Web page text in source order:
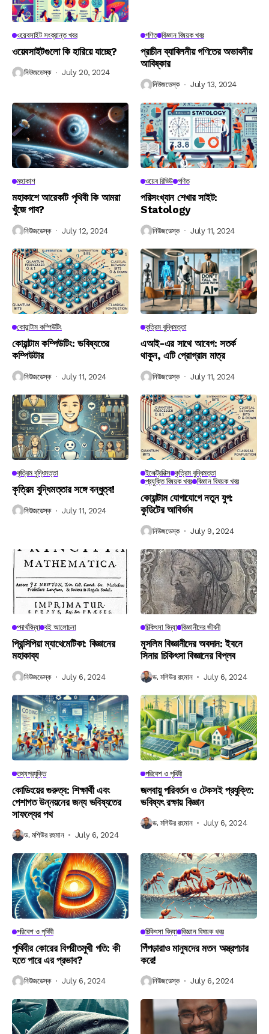
ওয়েবসাইট সংক্রান্ত খবর
ওয়েবসাইটগুলো কি হারিয়ে যাচ্ছে?
নিউজডেস্ক July 20, 2024
গণিত বিজ্ঞান বিষয়ক খবর
প্রাচীন ব্যাবিলনীয় গণিতের অভাবনীয়
আবিষ্কার
নিউজডেস্ক July 13, 2024
মহাকাশ
মহাকাশে আরেকটি পৃথিবী কি আমরা
খুঁজে পাব?
নিউজডেস্ক July 12, 2024
ওয়েব রিভিউ গণিত
পরিসংখ্যান শেখার সাইট:
Statology
নিউজডেস্ক July 11, 2024
কোয়ান্টাম কম্পিউটিং
কোয়ান্টাম কম্পিউটিং: ভবিষ্যতের
কম্পিউটার
নিউজডেস্ক July 11, 2024
কৃত্রিম বুদ্ধিমত্তা
এআই-এর সাথে আবেগ: সতর্ক
থাকুন, এটি প্রোগ্রাম মাত্র
নিউজডেস্ক July 11, 2024
কৃত্রিম বুদ্ধিমত্তা
কৃত্রিম বুদ্ধিমত্তার সঙ্গে বন্ধুত্ব!
নিউজডেস্ক July 11, 2024
ইলেক্ট্রনিক্স কৃত্রিম বুদ্ধিমত্তা
প্রযুক্তি বিষয়ক খবর বিজ্ঞান বিষয়ক খবর
কোয়ান্টাম যোগাযোগে নতুন যুগ:
কুডিটের আবির্ভাব
নিউজডেস্ক July 9, 2024
পদার্থবিদ্যা বই আলোচনা
প্রিন্সিপিয়া ম্যাথেমেটিকা: বিজ্ঞানের
মহাকাব্য
নিউজডেস্ক July 6, 2024
চিকিৎসা বিদ্যা বিজ্ঞানীদের জীবনী
মুসলিম বিজ্ঞানীদের অবদান: ইবনে
সিনার চিকিৎসা বিজ্ঞানের বিপ্লব
ড. মশিউর রহমান July 6, 2024
তথ্যপ্রযুক্তি
কোডিংয়ের গুরুত্ব: শিক্ষার্থী এবং
পেশাগত উন্নয়নের জন্য ভবিষ্যতের
সাফল্যের পথ
ড. মশিউর রহমান July 6, 2024
পরিবেশ ও পৃথিবী
জলবায়ু পরিবর্তন ও টেকসই প্রযুক্তি:
ভবিষ্যৎ রক্ষায় বিজ্ঞান
ড. মশিউর রহমান July 6, 2024
পরিবেশ ও পৃথিবী
পৃথিবীর কোরের বিপরীতমুখী গতি: কী
হতে পারে এর প্রভাব?
নিউজডেস্ক July 6, 2024
চিকিৎসা বিদ্যা বিজ্ঞান বিষয়ক খবর
পিঁপড়ারাও মানুষদের মতন অস্ত্রপচার
করে!
নিউজডেস্ক July 6, 2024